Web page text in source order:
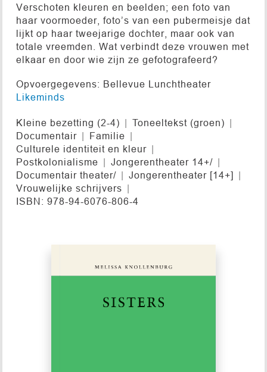
Verschoten kleuren en beelden; een foto van
haar voormoeder, foto’s van een pubermeisje dat
lijkt op haar tweejarige dochter, maar ook van
totale vreemden. Wat verbindt deze vrouwen met
elkaar en door wie zijn ze gefotografeerd?
Opvoergegevens: Bellevue Lunchtheater
Likeminds
Kleine bezetting (2-4)
Toneeltekst (groen)
Documentair
Familie
Culturele identiteit en kleur
Postkolonialisme
Jongerentheater 14+/
Documentair theater/
Jongerentheater [14+]
Vrouwelijke schrijvers
ISBN: 978-94-6076-806-4